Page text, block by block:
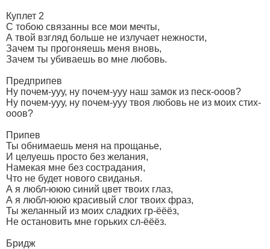
Куплет 2
С тобою связанны все мои мечты,
А твой взгляд больше не излучает нежности,
Зачем ты прогоняешь меня вновь,
Зачем ты убиваешь во мне любовь.
Предприпев
Ну почем-ууу, ну почем-ууу наш замок из песк-ооов?
Ну почем-ууу, ну почем-ууу твоя любовь не из моих стих-
ооов?
Припев
Ты обнимаешь меня на прощанье,
И целуешь просто без желания,
Намекая мне без сострадания,
Что не будет нового свиданья.
А я любл-ююю синий цвет твоих глаз,
А я любл-ююю красивый слог твоих фраз,
Ты желанный из моих сладких гр-ёёёз,
Не остановить мне горьких сл-ёёёз.
Бридж